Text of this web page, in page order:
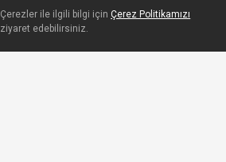
Çerezler ile ilgili bilgi içinÇerez Politikamızı
ziyaret edebilirsiniz.